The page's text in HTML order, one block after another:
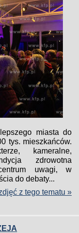
miasta do
tys. mieszkańców.
kameralne,
zdrowotna
uwagi, w
do debaty...
z tego tematu »